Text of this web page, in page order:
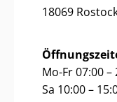
18069
Mo-Fr 07:00 –
Sa 10:00 –